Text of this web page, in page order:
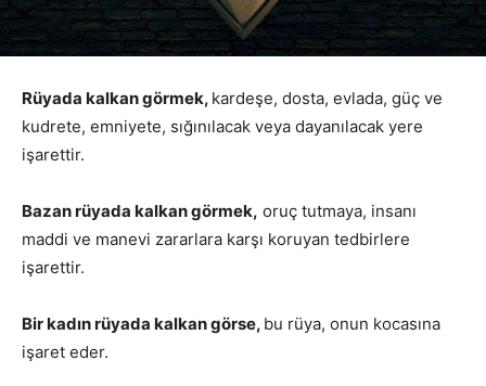
Rüyada kalkan görmek, kardeşe, dosta, evlada, güç ve
kudrete, emniyete, sığınılacak veya dayanılacak yere
işarettir.
Bazan rüyada kalkan görmek, oruç tutmaya, insanı
maddi ve manevi zararlara karşı koruyan tedbirlere
işarettir.
Bir kadın rüyada kalkan görse, bu rüya, onun kocasına
işaret eder.